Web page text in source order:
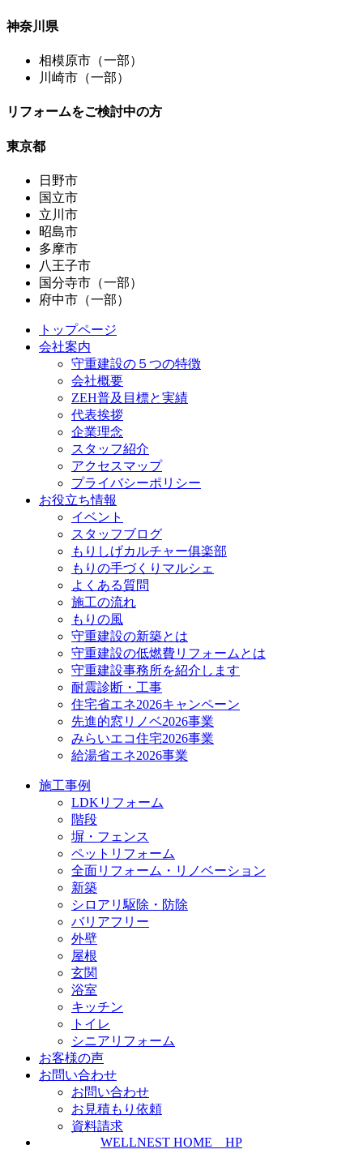
神奈川県
相模原市（一部）
川崎市（一部）
リフォームをご検討中の方
東京都
日野市
国立市
立川市
昭島市
多摩市
八王子市
国分寺市（一部）
府中市（一部）
トップページ
会社案内
守重建設の５つの特徴
会社概要
ZEH普及目標と実績
代表挨拶
企業理念
スタッフ紹介
アクセスマップ
プライバシーポリシー
お役立ち情報
イベント
スタッフブログ
もりしげカルチャー俱楽部
もりの手づくりマルシェ
よくある質問
施工の流れ
もりの風
守重建設の新築とは
守重建設の低燃費リフォームとは
守重建設事務所を紹介します
耐震診断・工事
住宅省エネ2026キャンペーン
先進的窓リノベ2026事業
みらいエコ住宅2026事業
給湯省エネ2026事業
施工事例
LDKリフォーム
階段
塀・フェンス
ペットリフォーム
全面リフォーム・リノベーション
新築
シロアリ駆除・防除
バリアフリー
外壁
屋根
玄関
浴室
キッチン
トイレ
シニアリフォーム
お客様の声
お問い合わせ
お問い合わせ
お見積もり依頼
資料請求
WELLNEST HOME HP